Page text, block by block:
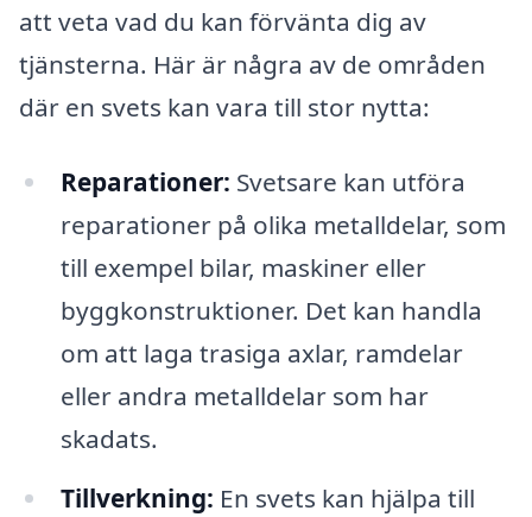
att veta vad du kan förvänta dig av
tjänsterna. Här är några av de områden
där en svets kan vara till stor nytta:
Reparationer: Svetsare kan utföra
reparationer på olika metalldelar, som
till exempel bilar, maskiner eller
byggkonstruktioner. Det kan handla
om att laga trasiga axlar, ramdelar
eller andra metalldelar som har
skadats.
Tillverkning: En svets kan hjälpa till